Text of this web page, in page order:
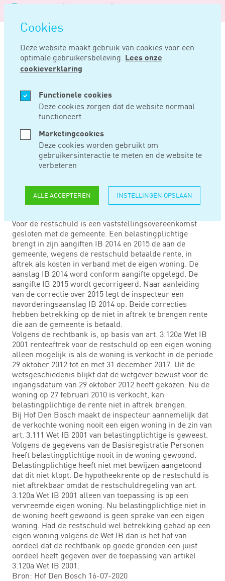
overslaan
Cookies
Deze website maakt gebruik van cookies voor een
optimale gebruikersbeleving. Lees onze
cookieverklaring
Functionele cookies
Deze cookies zorgen dat de website normaal
functioneert
Marketingcookies
Deze cookies worden gebruikt om
gebruikersinteractie te meten en de website te
verbeteren
ALLE ACCEPTEREN INSTELLINGEN OPSLAAN
Logo
Noord
Negentig
Home Nieuws Renteaftrek op restschuld
SEP 03, 2020
RENTEAFTREK OP
RESTSCHULD
aangifte IB als een eigen woning in de periode 27 oktober
2012 tot 31 december 2017 met verlies is verkocht.
Voor de restschuld is een vaststellingsovereenkomst
gesloten met de gemeente. Een belastingplichtige
brengt in zijn aangiften IB 2014 en 2015 de aan de
gemeente, wegens de restschuld betaalde rente, in
aftrek als kosten in verband met de eigen woning. De
aanslag IB 2014 word conform aangifte opgelegd. De
aangifte IB 2015 wordt gecorrigeerd. Naar aanleiding
van de correctie over 2015 legt de inspecteur een
navorderingsaanslag IB 2014 op. Beide correcties
hebben betrekking op de niet in aftrek te brengen rente
die aan de gemeente is betaald.
Volgens de rechtbank is, op basis van art. 3.120a Wet IB
2001 renteaftrek voor de restschuld op een eigen woning
alleen mogelijk is als de woning is verkocht in de periode
29 oktober 2012 tot en met 31 december 2017. Uit de
wetsgeschiedenis blijkt dat de wetgever bewust voor de
ingangsdatum van 29 oktober 2012 heeft gekozen. Nu de
woning op 27 februari 2010 is verkocht, kan
belastingplichtige de rente niet in aftrek brengen.
Bij Hof Den Bosch maakt de inspecteur aannemelijk dat
de verkochte woning nooit een eigen woning in de zin van
art. 3.111 Wet IB 2001 van belastingplichtige is geweest.
Volgens de gegevens van de Basisregistratie Personen
heeft belastingplichtige nooit in de woning gewoond.
Belastingplichtige heeft niet met bewijzen aangetoond
dat dit niet klopt. De hypotheekrente op de restschuld is
niet aftrekbaar omdat de restschuldregeling van art.
3.120a Wet IB 2001 alleen van toepassing is op een
vervreemde eigen woning. Nu belastingplichtige niet in
de woning heeft gewoond is geen sprake van een eigen
woning. Had de restschuld wel betrekking gehad op een
eigen woning volgens de Wet IB dan is het hof van
oordeel dat de rechtbank op goede gronden een juist
oordeel heeft gegeven over de toepassing van artikel
3.120a Wet IB 2001.
Bron: Hof Den Bosch 16-07-2020